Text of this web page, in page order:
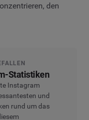
den
Statistiken
Instagram
und
rund um das